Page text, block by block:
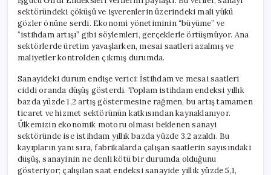
sektöründeki çöküşü ve işverenlerin üzerindeki mali yükü
gözler önüne serdi. Ekonomi yönetiminin “büyüme” ve
“istihdam artışı” gibi söylemleri, gerçeklerle örtüşmüyor. Ana
sektörlerde üretim yavaşlarken, mesai saatleri azalmış ve
maliyetler kontrolden çıkmış durumda.
Sanayideki durum endişe verici: İstihdam ve mesai saatleri
ciddi oranda düşüş gösterdi. Toplam istihdam endeksi yıllık
bazda yüzde 1,2 artış göstermesine rağmen, bu artış tamamen
ticaret ve hizmet sektörünün katkısından kaynaklanıyor.
Ülkemizin ekonomik motoru olması beklenen sanayi
sektöründe ise istihdam yıllık bazda yüzde 3,2 azaldı. Bu
kayıpların yanı sıra, fabrikalarda çalışan saatlerin sayısındaki
düşüş, sanayinin ne denli kötü bir durumda olduğunu
gösteriyor; çalışılan saat endeksi sanayide yıllık yüzde 5,1,